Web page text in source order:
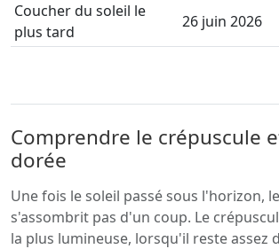
Coucher du soleil le
plus tard
26 juin 2026
Comprendre le crépuscule
dorée
Une fois le soleil passé sous l'horizon,
s'assombrit pas d'un coup. Le
la plus lumineuse, lorsqu'il reste assez